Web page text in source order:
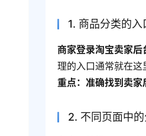
1. 商品分类的入
商家登录淘宝卖家
理的入口通常就在
重点：准确找到卖
2. 不同页面中